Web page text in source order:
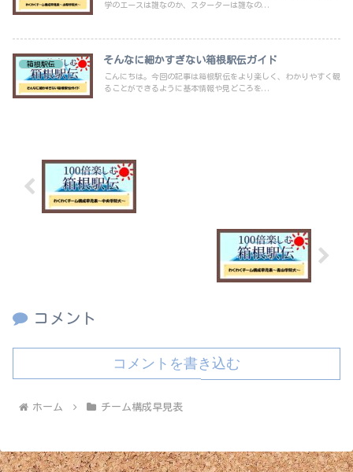
学のエースは誰なのか、スターターは誰なの...
箱根駅伝 そんなに細かすぎない箱根駅伝ガイド
こんにちは。今回の記事は箱根駅伝をより楽しく、わかりやすく観
ることができるように基本情報や見どころを...
コメント
コメントを書き込む
ホーム チーム構成早見表